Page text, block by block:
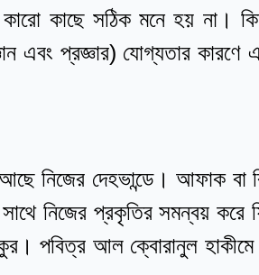
কাছে সঠিক মনে হয় না।
এবং প্রজ্ঞার) যোগ্যতার কারণে
নিজের দেহভান্ডে। আফাক বা
সাথে নিজের প্রকৃতির সমন্বয় করে
পবিত্র আল ক্বোরানুল হাকীমে